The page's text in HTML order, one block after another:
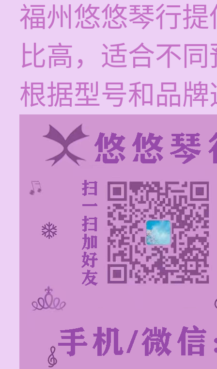
福州悠悠琴行
比高，适合不
根据型号和品